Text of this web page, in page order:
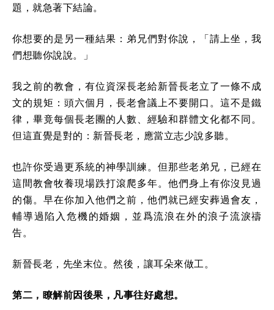
題，就急著下結論。
你想要的是另一種結果：弟兄們對你說，「請上坐，我
們想聽你說說。」
我之前的教會，有位資深長老給新晉長老立了一條不成
文的規矩：頭六個月，長老會議上不要開口。這不是鐵
律，畢竟每個長老團的人數、經驗和群體文化都不同。
但這直覺是對的：新晉長老，應當立志少說多聽。
也許你受過更系統的神學訓練。但那些老弟兄，已經在
這間教會牧養現場跌打滾爬多年。他們身上有你沒見過
的傷。早在你加入他們之前，他們就已經安葬過會友，
輔導過陷入危機的婚姻，並爲流浪在外的浪子流淚禱
告。
新晉長老，先坐末位。然後，讓耳朵來做工。
第二，瞭解前因後果，凡事往好處想。